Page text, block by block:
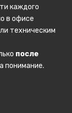
каждого
в офисе
техническим
после
понимание.